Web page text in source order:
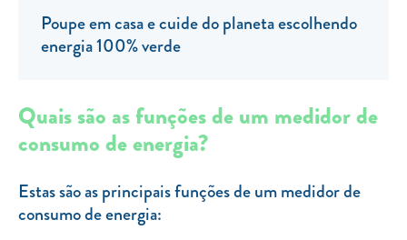
Clientes com necessidades especiais
Resolução alternativa de litígios
Poupe em casa e cuide do planeta escolhendo
energia 100% verde
Quais são as funções de um medidor de
consumo de energia?
Estas são as principais funções de um medidor de
consumo de energia: